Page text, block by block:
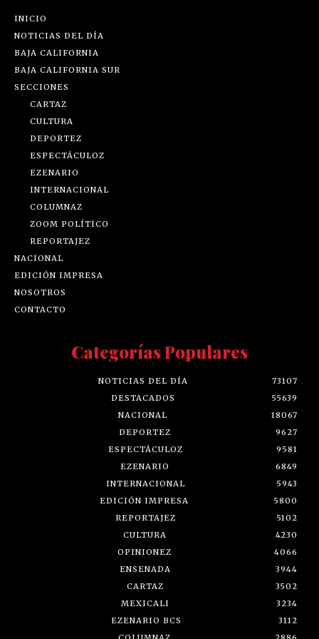
INICIO
NOTICIAS DEL DÍA
BAJA CALIFORNIA
BAJA CALIFORNIA SUR
SECCIONES
CARTAZ
CULTURA
DEPORTEZ
ESPECTÁCULOZ
EZENARIO
INTERNACIONAL
COLUMNAZ
ZOOM POLÍTICO
REPORTAJEZ
NACIONAL
EDICIÓN IMPRESA
NOSOTROS
CONTACTO
Categorías Populares
NOTICIAS DEL DÍA
73107
DESTACADOS
55639
NACIONAL
18067
DEPORTEZ
9627
ESPECTÁCULOZ
9581
EZENARIO
6849
INTERNACIONAL
5943
EDICIÓN IMPRESA
5800
REPORTAJEZ
5102
CULTURA
4230
OPINIONEZ
4066
ENSENADA
3944
CARTAZ
3502
MEXICALI
3234
EZENARIO BCS
3112